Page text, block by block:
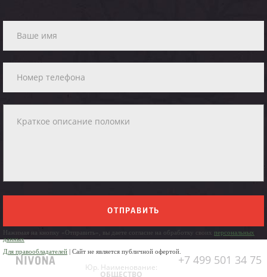
ОТПРАВИТЬ
Нажимая на кнопку «Отправить», вы даете согласие на обработку своих персональных
данных
Для правообладателей | Сайт не является публичной офертой.
+7 499 501 34 75
Юр. Наименование:
ОБЩЕСТВО